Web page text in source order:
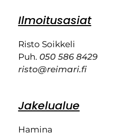
Ilmoitusasiat
Risto Soikkeli
Puh. 050 586 8429
risto@reimari.fi
Jakelualue
Hamina